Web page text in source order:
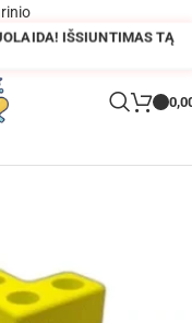
IŠSIUNTIMAS TĄ
Tetris – 45 el.